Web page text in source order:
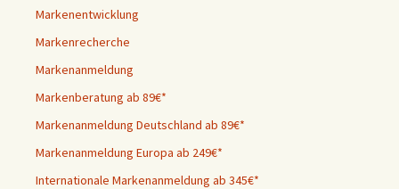
Markenentwicklung
Markenrecherche
Markenanmeldung
Markenberatung ab 89€*
Markenanmeldung Deutschland ab 89€*
Markenanmeldung Europa ab 249€*
Internationale Markenanmeldung ab 345€*